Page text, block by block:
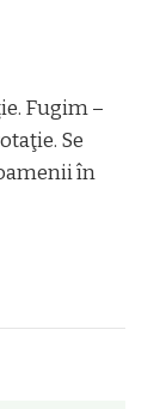
Fugim –
Se
în